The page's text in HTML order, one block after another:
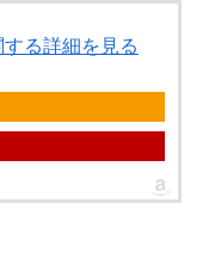
る詳細を見る